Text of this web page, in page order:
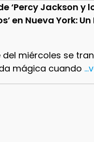
‘Percy Jackson y
en Nueva York:
del miércoles se
mágica cuando